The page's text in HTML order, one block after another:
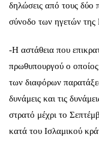
δηλώσεις από τους δύο
σύνοδο των ηγετών
-Η αστάθεια που
πρωθυπουργού ο οποίος
των διαφόρων
δυνάμεις και τις
στρατό μέχρι το
κατά του Ισλαμικού